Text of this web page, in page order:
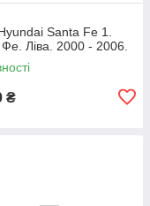
Santa Fe 1.
Ліва. 2000 - 2006.
₴